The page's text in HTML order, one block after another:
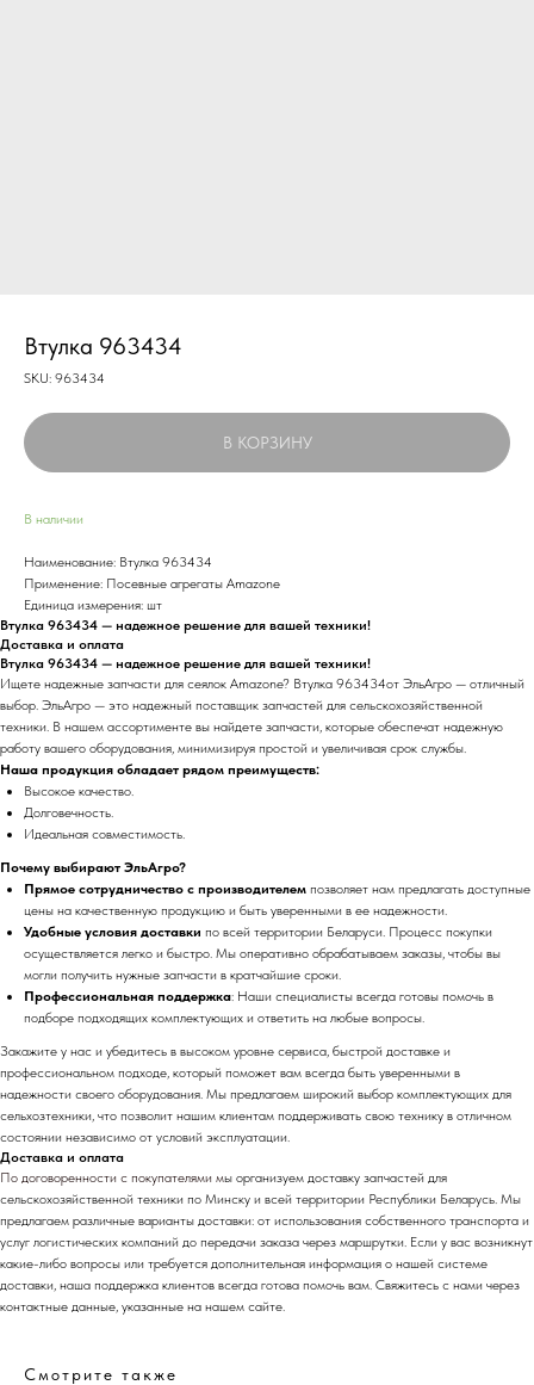
Втулка 963434
SKU: 963434
В КОРЗИНУ
В наличии
Наименование: Втулка 963434
Применение: Посевные агрегаты Amazone
Единица измерения: шт
Втулка 963434 — надежное решение для вашей техники!
Доставка и оплата
Втулка 963434 — надежное решение для вашей техники!
Ищете надежные запчасти для сеялок Amazone? Втулка 963434от ЭльАгро — отличный
выбор. ЭльАгро — это надежный поставщик запчастей для сельскохозяйственной
техники. В нашем ассортименте вы найдете запчасти, которые обеспечат надежную
работу вашего оборудования, минимизируя простой и увеличивая срок службы.
Наша продукция обладает рядом преимуществ:
Высокое качество.
Долговечность.
Идеальная совместимость.
Почему выбирают ЭльАгро?
Прямое сотрудничество с производителем позволяет нам предлагать доступные
цены на качественную продукцию и быть уверенными в ее надежности.
Удобные условия доставки по всей территории Беларуси. Процесс покупки
осуществляется легко и быстро. Мы оперативно обрабатываем заказы, чтобы вы
могли получить нужные запчасти в кратчайшие сроки.
Профессиональная поддержка: Наши специалисты всегда готовы помочь в
подборе подходящих комплектующих и ответить на любые вопросы.
Закажите у нас и убедитесь в высоком уровне сервиса, быстрой доставке и
профессиональном подходе, который поможет вам всегда быть уверенными в
надежности своего оборудования. Мы предлагаем широкий выбор комплектующих для
сельхозтехники, что позволит нашим клиентам поддерживать свою технику в отличном
состоянии независимо от условий эксплуатации.
Доставка и оплата
По договоренности с покупателями мы организуем доставку запчастей для
сельскохозяйственной техники по Минску и всей территории Республики Беларусь. Мы
предлагаем различные варианты доставки: от использования собственного транспорта и
услуг логистических компаний до передачи заказа через маршрутки. Если у вас возникнут
какие-либо вопросы или требуется дополнительная информация о нашей системе
доставки, наша поддержка клиентов всегда готова помочь вам. Свяжитесь с нами через
контактные данные, указанные на нашем сайте.
Смотрите также